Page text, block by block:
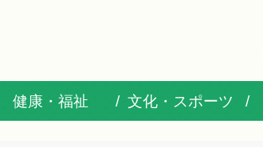
健康・福祉 文化・スポーツ